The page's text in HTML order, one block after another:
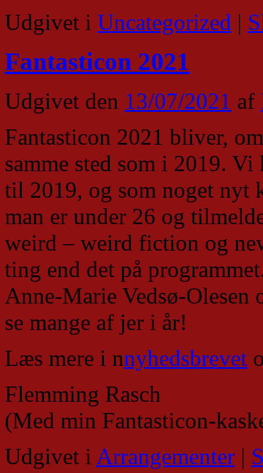
Udgivet i Uncategorized |
Fantasticon 2021
Udgivet den 13/07/2021 af
Fantasticon 2021 bliver,
samme sted som i 2019.
til 2019, og som noget nyt
man er under 26 og
weird – weird fiction og
ting end det på
Anne-Marie Vedsø-
se mange af jer i år!
Læs mere i nnyhedsbrevet
Flemming Rasch
(Med min Fantasticon-
Udgivet i Arrangementer |